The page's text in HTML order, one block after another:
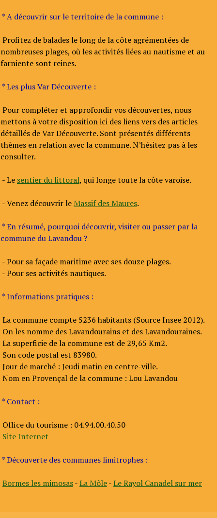
* A découvrir sur le territoire de la commune :
Profitez de balades le long de la côte agrémentées de
nombreuses plages, où les activités liées au nautisme et au
farniente sont reines.
* Les plus Var Découverte :
Pour compléter et approfondir vos découvertes, nous
mettons à votre disposition ici des liens vers des articles
détaillés de Var Découverte. Sont présentés différents
thèmes en relation avec la commune. N’hésitez pas à les
consulter.
- Le sentier du littoral, qui longe toute la côte varoise.
- Venez découvrir leMassif des Maures.
* En résumé, pourquoi découvrir, visiter ou passer par la
commune du Lavandou ?
- Pour sa façade maritime avec ses douze plages.
- Pour ses activités nautiques.
* Informations pratiques :
La commune compte 5236 habitants (Source Insee 2012).
On les nomme des Lavandourains et des Lavandouraines.
La superficie de la commune est de 29,65 Km2.
Son code postal est 83980.
Jour de marché : Jeudi matin en centre-ville.
Nom en Provençal de la commune : Lou Lavandou
* Contact :
Office du tourisme : 04.94.00.40.50
Site Internet
* Découverte des communes limitrophes :
Bormes les mimosas-La Môle-Le Rayol Canadel sur mer